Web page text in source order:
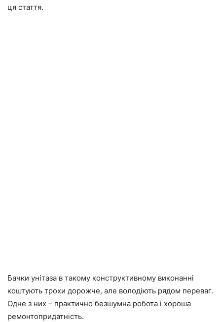
ця стаття.
Бачки унітаза в такому конструктивному виконанні
коштують трохи дорожче, але володіють рядом переваг.
Одне з них – практично безшумна робота і хороша
ремонтопридатність.